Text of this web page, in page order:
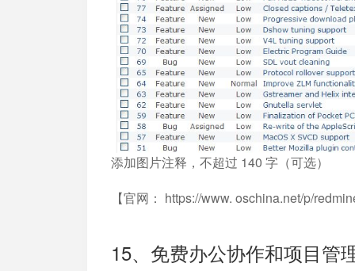
添加图片注释，不超过 140 字（可选）
【官网： https://www. oschina.net/p/
15、免费办公协作和项目管